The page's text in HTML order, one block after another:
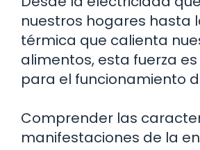
nuestros hogares hasta
térmica que calienta
alimentos, esta fuerza
para el funcionamiento
Comprender las
manifestaciones de la